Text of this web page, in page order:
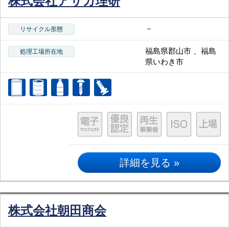
リサイクル形態 －
処理工場所在地
福島県郡山市 、福島
県いわき市
詳細を見る »
株式会社朝田商会